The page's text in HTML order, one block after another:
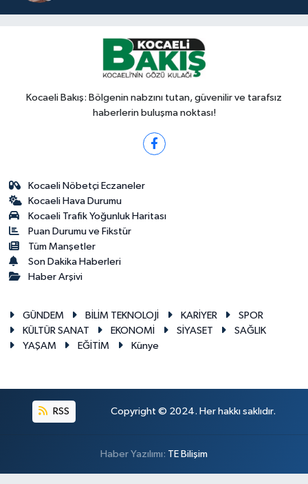
Kocaeli Bakış: Bölgenin nabzını tutan, güvenilir ve tarafsız
haberlerin buluşma noktası!
Kocaeli Nöbetçi Eczaneler
Kocaeli Hava Durumu
Kocaeli Trafik Yoğunluk Haritası
Puan Durumu ve Fikstür
Tüm Manşetler
Son Dakika Haberleri
Haber Arşivi
GÜNDEM BİLİM TEKNOLOJİ KARİYER
SPOR
KÜLTÜR SANAT
EKONOMİ SİYASET
SAĞLIK
YAŞAM
EĞİTİM Künye
RSS Copyright © 2024. Her hakkı saklıdır.
Haber Yazılımı: TE Bilişim